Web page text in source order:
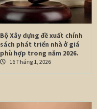
Bộ Xây dựng đề xuất chính
sách phát triển nhà ở giá
phù hợp trong năm 2026.
16 Tháng 1, 2026